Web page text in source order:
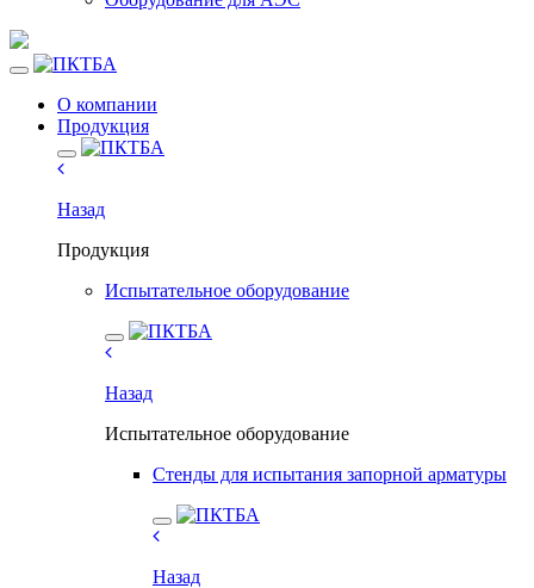
О компании
Продукция
Назад
Продукция
Испытательное оборудование
Назад
Испытательное оборудование
Стенды для испытания запорной арматуры
Назад